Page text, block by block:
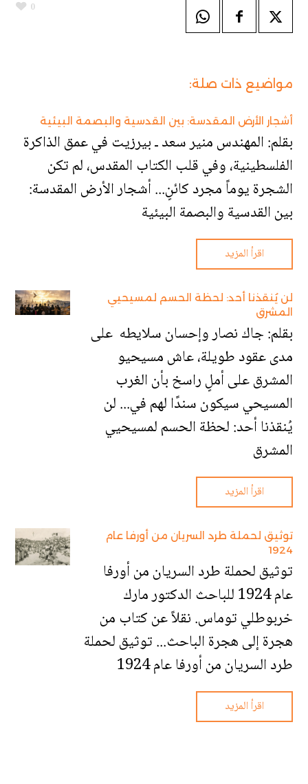
0
مواضيع ذات صلة:
أشجار الأرض المقدسة: بين القدسية والبصمة البيئية
بقلم: المهندس منير سعد ـ بيرزيت في عمق الذاكرة
الفلسطينية، وفي قلب الكتاب المقدس، لم تكن
الشجرة يوماً مجرد كائنٍ... أشجار الأرض المقدسة:
بين القدسية والبصمة البيئية
اقرأ المزيد
لن يُنقذنا أحد: لحظة الحسم لمسيحيي
المشرق
بقلم: جاك نصار وإحسان سلايطه على
مدى عقود طويلة، عاش مسيحيو
المشرق على أملٍ راسخ بأن الغرب
المسيحي سيكون سندًا لهم في... لن
يُنقذنا أحد: لحظة الحسم لمسيحيي
المشرق
اقرأ المزيد
توثيق لحملة طرد السريان من أورفا عام
1924
توثيق لحملة طرد السريان من أورفا
عام 1924 للباحث الدكتور مارك
خربوطلي توماس. نقلاً عن كتاب من
هجرة إلى هجرة الباحث... توثيق لحملة
طرد السريان من أورفا عام 1924
اقرأ المزيد